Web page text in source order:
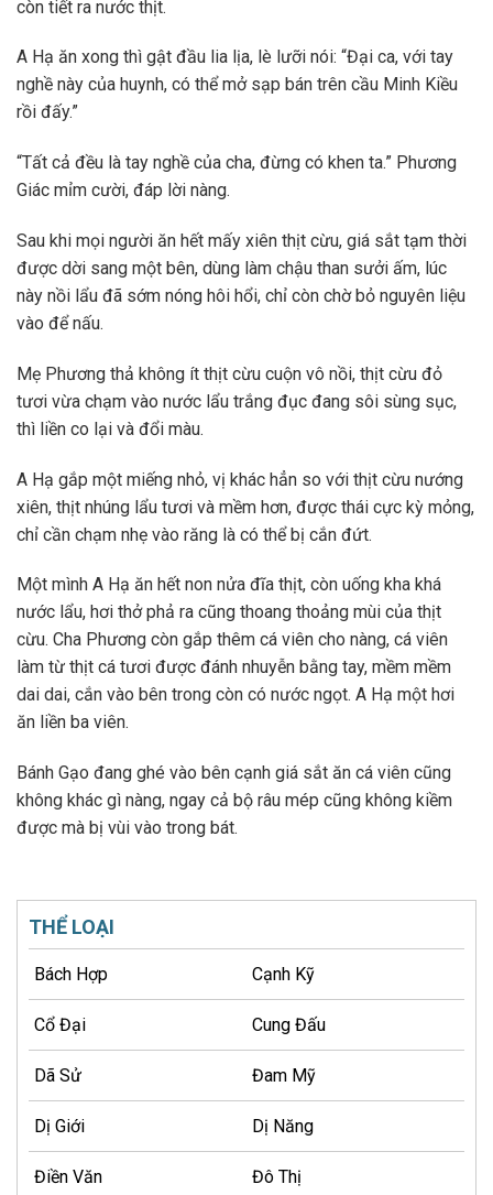
còn tiết ra nước thịt.
A Hạ ăn xong thì gật đầu lia lịa, lè lưỡi nói: “Đại ca, với tay
nghề này của huynh, có thể mở sạp bán trên cầu Minh Kiều
rồi đấy.”
“Tất cả đều là tay nghề của cha, đừng có khen ta.” Phương
Giác mỉm cười, đáp lời nàng.
Sau khi mọi người ăn hết mấy xiên thịt cừu, giá sắt tạm thời
được dời sang một bên, dùng làm chậu than sưởi ấm, lúc
này nồi lẩu đã sớm nóng hôi hổi, chỉ còn chờ bỏ nguyên liệu
vào để nấu.
Mẹ Phương thả không ít thịt cừu cuộn vô nồi, thịt cừu đỏ
tươi vừa chạm vào nước lẩu trắng đục đang sôi sùng sục,
thì liền co lại và đổi màu.
A Hạ gắp một miếng nhỏ, vị khác hẳn so với thịt cừu nướng
xiên, thịt nhúng lẩu tươi và mềm hơn, được thái cực kỳ mỏng,
chỉ cần chạm nhẹ vào răng là có thể bị cắn đứt.
Một mình A Hạ ăn hết non nửa đĩa thịt, còn uống kha khá
nước lẩu, hơi thở phả ra cũng thoang thoảng mùi của thịt
cừu. Cha Phương còn gắp thêm cá viên cho nàng, cá viên
làm từ thịt cá tươi được đánh nhuyễn bằng tay, mềm mềm
dai dai, cắn vào bên trong còn có nước ngọt. A Hạ một hơi
ăn liền ba viên.
Bánh Gạo đang ghé vào bên cạnh giá sắt ăn cá viên cũng
không khác gì nàng, ngay cả bộ râu mép cũng không kiềm
được mà bị vùi vào trong bát.
THỂ LOẠI
Bách Hợp Cạnh Kỹ
Cổ Đại Cung Đấu
Dã Sử Đam Mỹ
Dị Giới Dị Năng
Điền Văn Đô Thị